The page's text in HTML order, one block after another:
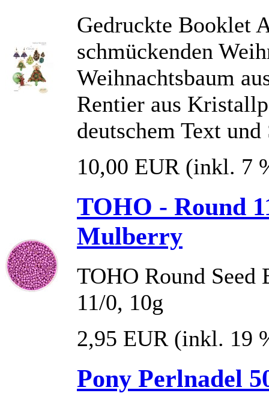
Gedruckte Booklet
schmückenden
Weihnachtsbaum
Rentier aus
deutschem Text
10,00 EUR (inkl. 7
TOHO - Round
Mulberry
TOHO Round Seed
11/0, 10g
2,95 EUR (inkl. 19
Pony Perlnadel